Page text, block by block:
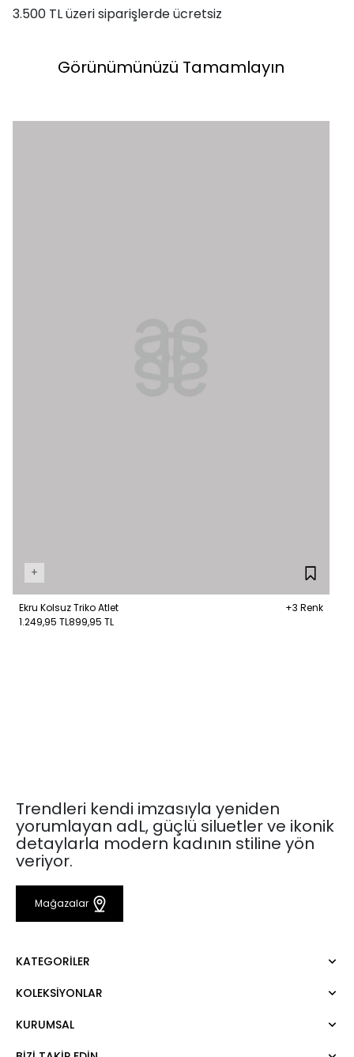
3.500 TL üzeri siparişlerde ücretsiz
Görünümünüzü Tamamlayın
+
Ekru Kolsuz Triko Atlet
+3 Renk
1.249,95 TL899,95 TL
Trendleri kendi imzasıyla yeniden
yorumlayan adL, güçlü siluetler ve ikonik
detaylarla modern kadının stiline yön
veriyor.
Mağazalar
KATEGORILER
Elbise
KOLEKSIYONLAR
Mert Aslan
Night Zoom
KURUMSAL